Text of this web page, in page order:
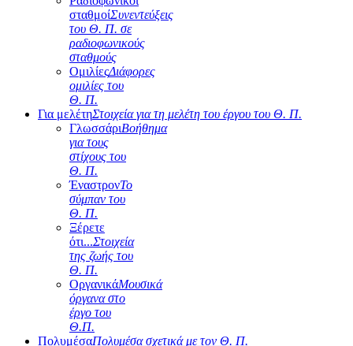
σταθμοίΣυνεντεύξεις
του Θ. Π. σε
ραδιοφωνικούς
σταθμούς
ΟμιλίεςΔιάφορες
ομιλίες του
Θ. Π.
Για μελέτηΣτοιχεία για τη μελέτη του έργου του Θ. Π.
ΓλωσσάριΒοήθημα
για τους
στίχους του
Θ. Π.
ΈναστρονΤο
σύμπαν του
Θ. Π.
Ξέρετε
ότι...Στοιχεία
της ζωής του
Θ. Π.
ΟργανικάΜουσικά
όργανα στο
έργο του
Θ.Π.
ΠολυμέσαΠολυμέσα σχετικά με τον Θ. Π.